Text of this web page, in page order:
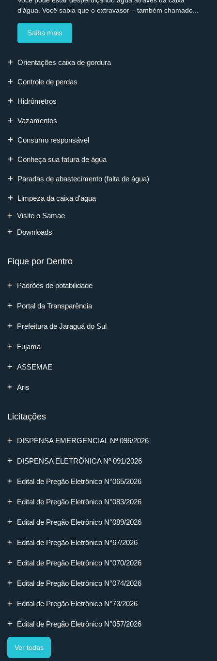
d’água. Você sabia que o extravasor – também chamado...
Saiba mais
Orientações caixa de gordura
Controle de perdas
Hidrômetros
Vazamentos
Consumo responsável
Conheça sua fatura de água
Paradas de abastecimento (falta de água)
Limpeza da caixa d'agua
Visite o Samae
Downloads
Fique por Dentro
Padrões de potabilidade
Portal da Transparência
Prefeitura de Jaraguá do Sul
Fujama
ASSEMAE
Aris
Licitações
DISPENSA EMERGENCIAL Nº 096/2026
DISPENSA ELETRÔNICA Nº 091/2026
Edital de Pregão Eletrônico N°065/2026
Edital de Pregão Eletrônico N°083/2026
Edital de Pregão Eletrônico N°089/2026
Edital de Pregão Eletrônico N°67/2026
Edital de Pregão Eletrônico N°070/2026
Edital de Pregão Eletrônico N°074/2026
Edital de Pregão Eletrônico N°73/2026
Edital de Pregão Eletrônico N°057/2026
Ver todas